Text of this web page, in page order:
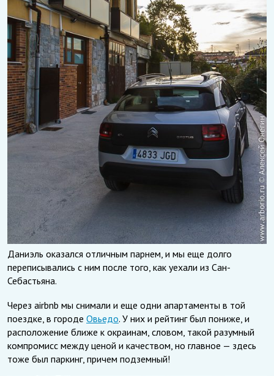
Даниэль оказался отличным парнем, и мы еще долго
переписывались с ним после того, как уехали из Сан-
Себастьяна.
Через airbnb мы снимали и еще одни апартаменты в той
поездке, в городе Овьедо. У них и рейтинг был пониже, и
расположение ближе к окраинам, словом, такой разумный
компромисс между ценой и качеством, но главное — здесь
тоже был паркинг, причем подземный!